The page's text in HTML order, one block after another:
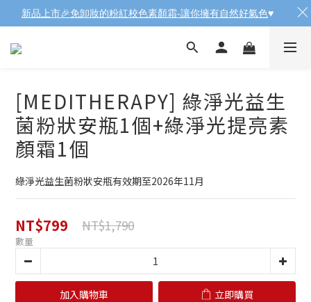
[MEDITHERAPY] 綠淨光益生
菌粉狀安瓶1個+綠淨光提亮素
顏霜1個
綠淨光益生菌粉狀安瓶有效期至2026年11月
NT$799 NT$1,790
數量
加入購物車 立即購買
新品上市🎉免卸妝的粉紅校色素顏霜-讓你擁有自然好氣色♥️